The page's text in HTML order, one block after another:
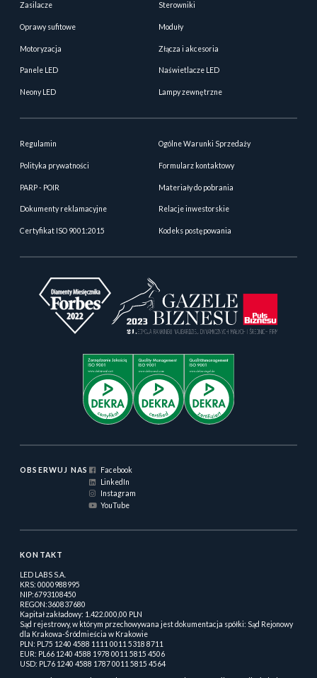
Zasilacze Sterowniki
Oprawy sufitowe Moduły
Motoryzacja Złącza i akcesoria
Panele LED Naświetlacze LED
Neony LED Lampy zewnętrzne
Regulamin Ogólne Warunki Sprzedaży
Polityka prywatności Formularz kontaktowy
PARP - POIR Materiały do pobrania
Dokumenty reklamacyjne Relacje inwestorskie
Certyfikat ISO 9001:2015 Kodeks postępowania
OBSERWUJ NAS
Facebook
LinkedIn
Instagram
YouTube
KONTAKT
LED LABS S.A.
KRS: 0000988995
NIP:6793108450
REGON:360837680
Kapitał zakładowy: 1.422.000,00 PLN
Sąd rejestrowy, w którym przechowywana jest dokumentacja spółki: Sąd Rejonowy
dla Krakowa-Śródmieścia w Krakowie
PLN: PL75 1240 4588 1111 0011 5318 8711
EUR: PL66 1240 4588 1978 0011 5815 4506
USD: PL76 1240 4588 1787 0011 5815 4564